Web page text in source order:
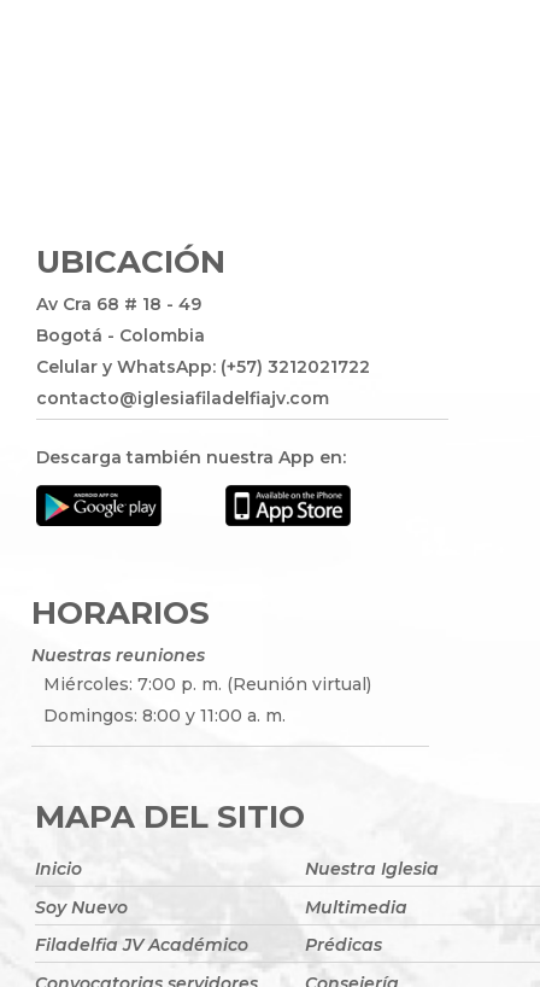
UBICACIÓN
Av Cra 68 # 18 - 49
Bogotá - Colombia
Celular y WhatsApp: (+57) 3212021722
contacto@iglesiafiladelfiajv.com
Descarga también nuestra App en:
HORARIOS
Nuestras reuniones
Miércoles: 7:00 p. m. (Reunión virtual)
Domingos: 8:00 y 11:00 a. m.
MAPA DEL SITIO
Inicio
Nuestra Iglesia
Soy Nuevo
Multimedia
Filadelfia JV Académico
Prédicas